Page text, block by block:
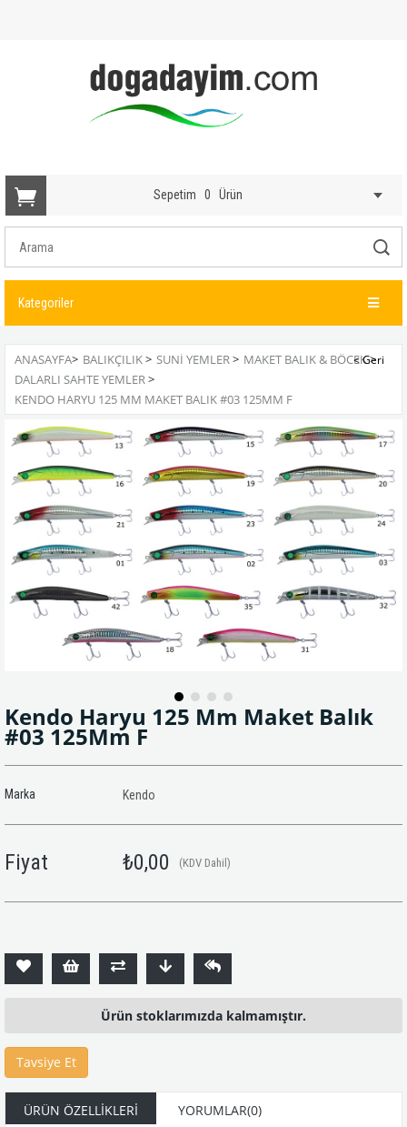
Sepetim 0 Ürün
Kategoriler
ANASAYFA> BALIKÇILIK> SUNI YEMLER> MAKET BALIK & BÖCEK>
DALARLI SAHTE YEMLER>
KENDO HARYU 125 MM MAKET BALIK #03 125MM F
Kendo Haryu 125 Mm Maket Balık
#03 125Mm F
Marka Kendo
Fiyat ₺0,00 (KDV Dahil)
Ürün stoklarımızda kalmamıştır.
Tavsiye Et
ÜRÜN ÖZELLIKLERI YORUMLAR(0)